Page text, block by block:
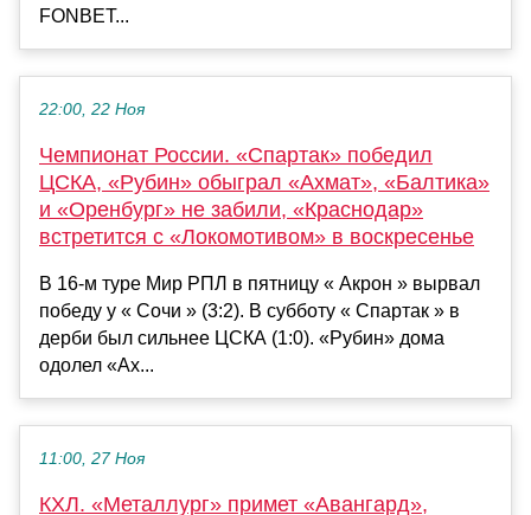
FONBET...
22:00, 22 Ноя
Чемпионат России. «Спартак» победил
ЦСКА, «Рубин» обыграл «Ахмат», «Балтика»
и «Оренбург» не забили, «Краснодар»
встретится с «Локомотивом» в воскресенье
В 16-м туре Мир РПЛ в пятницу « Акрон » вырвал
победу у « Сочи » (3:2). В субботу « Спартак » в
дерби был сильнее ЦСКА (1:0). «Рубин» дома
одолел «Ах...
11:00, 27 Ноя
КХЛ. «Металлург» примет «Авангард»,